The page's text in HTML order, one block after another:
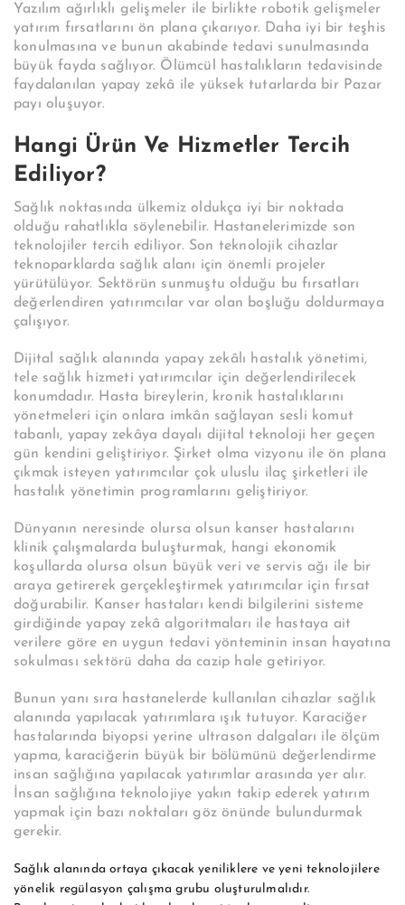
Yazılım ağırlıklı gelişmeler ile birlikte robotik gelişmeler
yatırım fırsatlarını ön plana çıkarıyor. Daha iyi bir teşhis
konulmasına ve bunun akabinde tedavi sunulmasında
büyük fayda sağlıyor. Ölümcül hastalıkların tedavisinde
faydalanılan yapay zekâ ile yüksek tutarlarda bir Pazar
payı oluşuyor.
Hangi Ürün Ve Hizmetler Tercih
Ediliyor?
Sağlık noktasında ülkemiz oldukça iyi bir noktada
olduğu rahatlıkla söylenebilir. Hastanelerimizde son
teknolojiler tercih ediliyor. Son teknolojik cihazlar
teknoparklarda sağlık alanı için önemli projeler
yürütülüyor. Sektörün sunmuştu olduğu bu fırsatları
değerlendiren yatırımcılar var olan boşluğu doldurmaya
çalışıyor.
Dijital sağlık alanında yapay zekâlı hastalık yönetimi,
tele sağlık hizmeti yatırımcılar için değerlendirilecek
konumdadır. Hasta bireylerin, kronik hastalıklarını
yönetmeleri için onlara imkân sağlayan sesli komut
tabanlı, yapay zekâya dayalı dijital teknoloji her geçen
gün kendini geliştiriyor. Şirket olma vizyonu ile ön plana
çıkmak isteyen yatırımcılar çok uluslu ilaç şirketleri ile
hastalık yönetimin programlarını geliştiriyor.
Dünyanın neresinde olursa olsun kanser hastalarını
klinik çalışmalarda buluşturmak, hangi ekonomik
koşullarda olursa olsun büyük veri ve servis ağı ile bir
araya getirerek gerçekleştirmek yatırımcılar için fırsat
doğurabilir. Kanser hastaları kendi bilgilerini sisteme
girdiğinde yapay zekâ algoritmaları ile hastaya ait
verilere göre en uygun tedavi yönteminin insan hayatına
sokulması sektörü daha da cazip hale getiriyor.
Bunun yanı sıra hastanelerde kullanılan cihazlar sağlık
alanında yapılacak yatırımlara ışık tutuyor. Karaciğer
hastalarında biyopsi yerine ultrason dalgaları ile ölçüm
yapma, karaciğerin büyük bir bölümünü değerlendirme
insan sağlığına yapılacak yatırımlar arasında yer alır.
İnsan sağlığına teknolojiye yakın takip ederek yatırım
yapmak için bazı noktaları göz önünde bulundurmak
gerekir.
Sağlık alanında ortaya çıkacak yeniliklere ve yeni teknolojilere
yönelik regülasyon çalışma grubu oluşturulmalıdır.